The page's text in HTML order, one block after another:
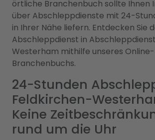
örtliche Branchenbuch sollte Ihnen
über Abschleppdienste mit 24-
in Ihrer Nähe liefern. Entdecken Sie
Abschleppdienst in
Westerham mithilfe unseres Online-
Branchenbuchs.
24-Stunden
Feldkirchen-
Keine
rund um die Uhr